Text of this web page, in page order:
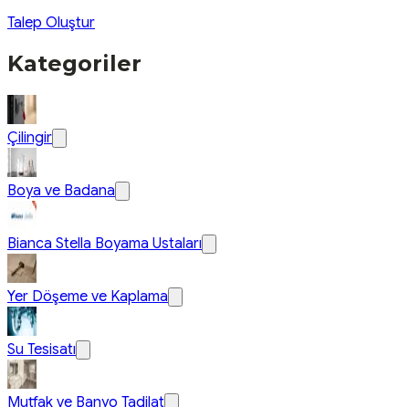
Talep Oluştur
Kategoriler
Çilingir
Boya ve Badana
Bianca Stella Boyama Ustaları
Yer Döşeme ve Kaplama
Su Tesisatı
Mutfak ve Banyo Tadilat